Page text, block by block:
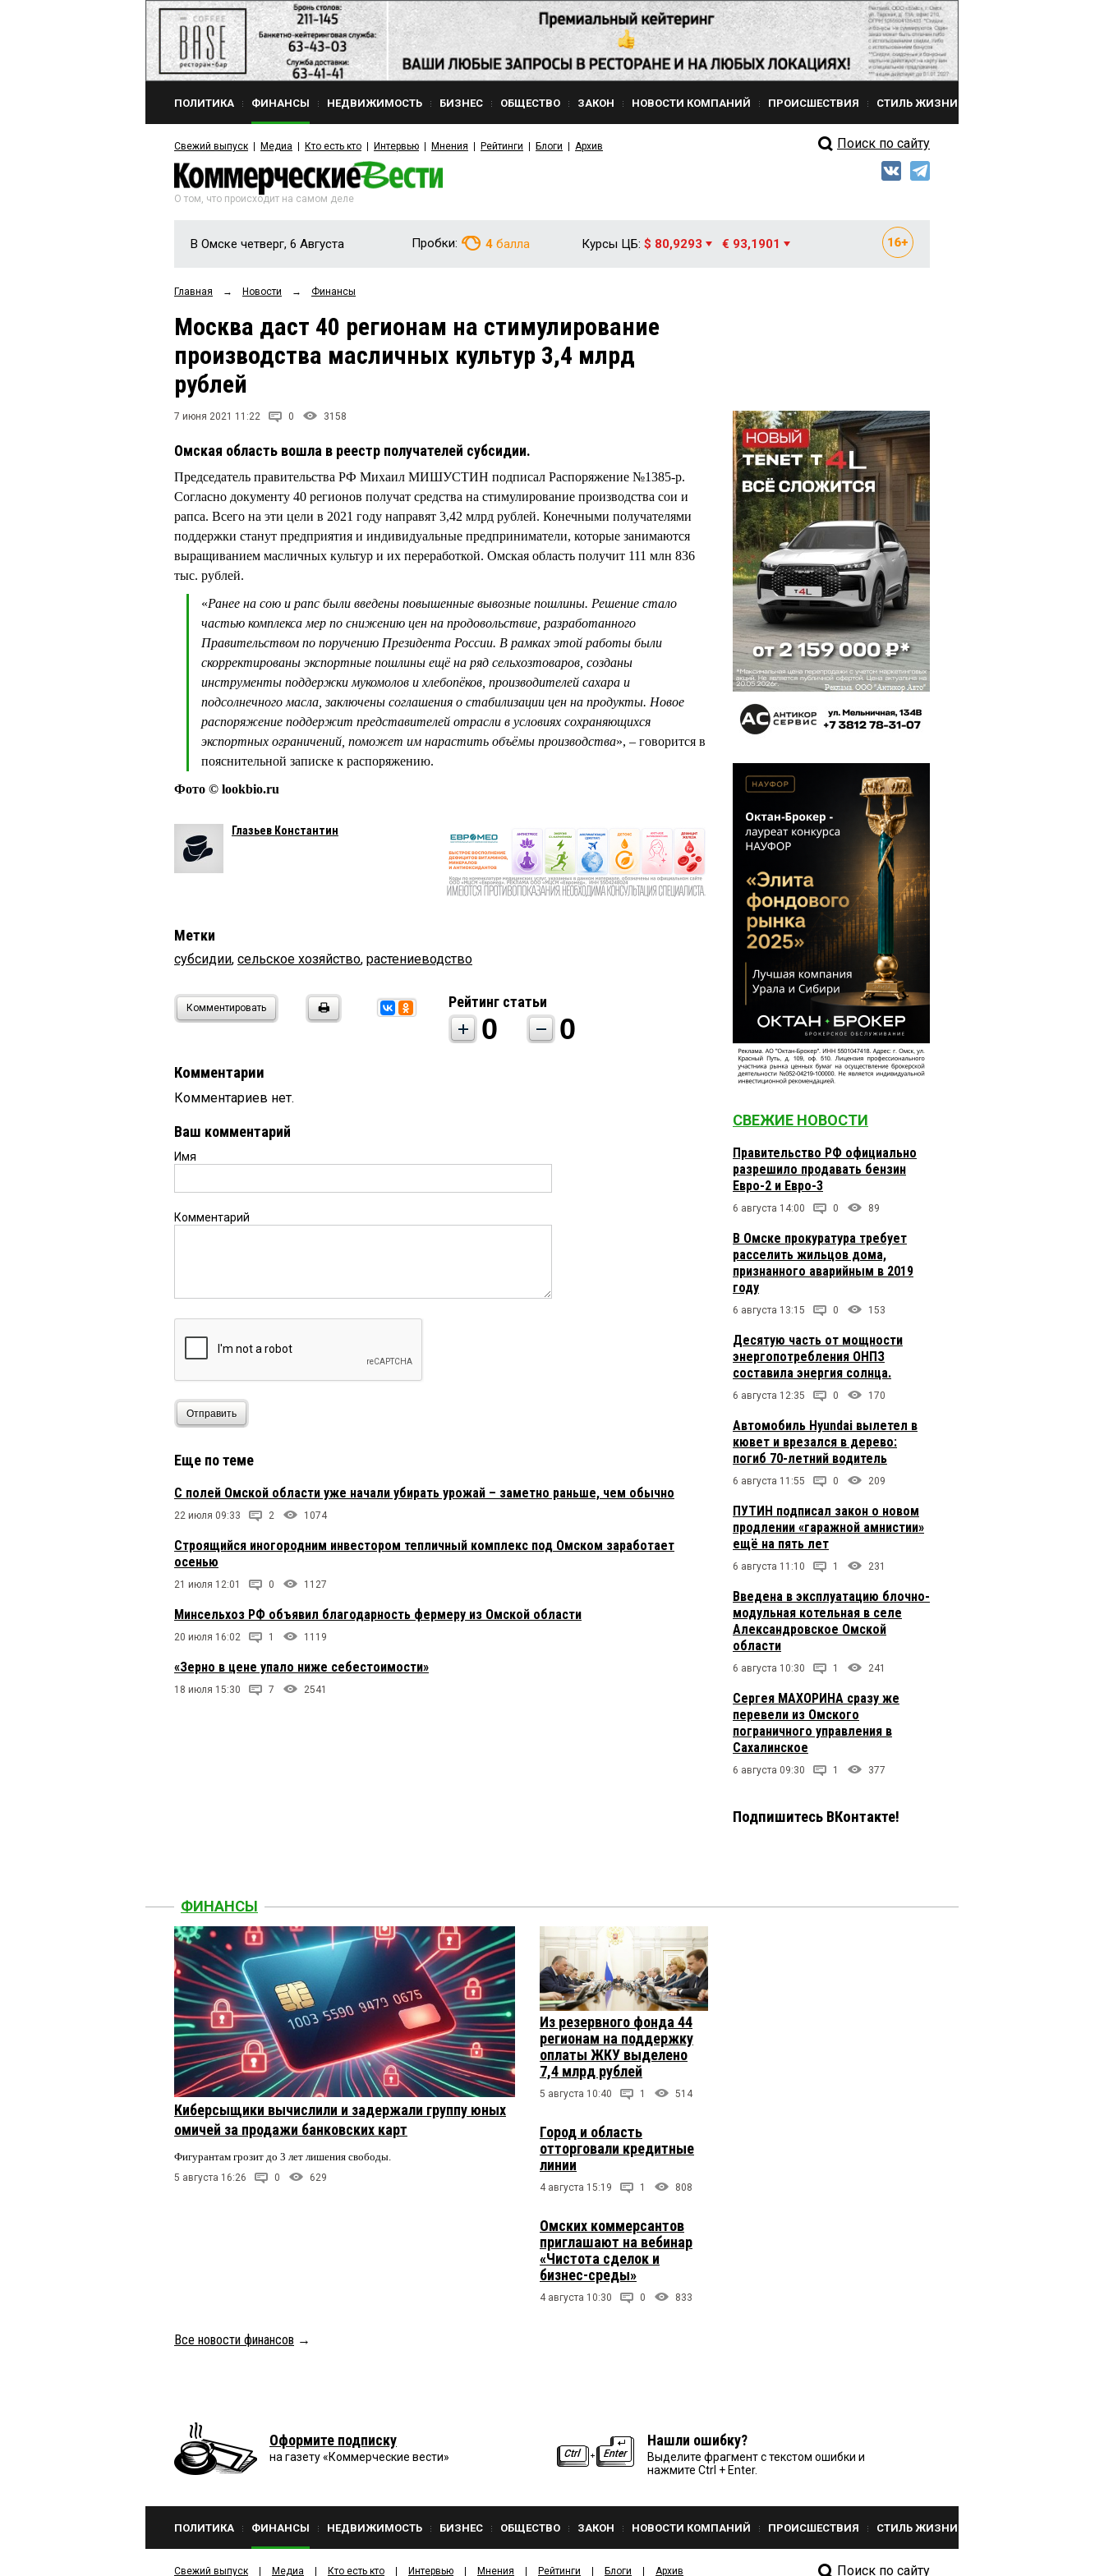
ПОЛИТИКА ФИНАНСЫ НЕДВИЖИМОСТЬ БИЗНЕС ОБЩЕСТВО ЗАКОН НОВОСТИ КОМПАНИЙ ПРОИСШЕСТВИЯ СТИЛЬ ЖИЗНИ
Свежий выпуск Медиа Кто есть кто Интервью Мнения Рейтинги Блоги Архив Поиск по сайту
О том, что происходит на самом деле
В Омске четверг, 6 Августа Пробки: 4 балла Курсы ЦБ: $ 80,9293 € 93,1901
Главная → Новости → Финансы
Москва даст 40 регионам на стимулирование
производства масличных культур 3,4 млрд
рублей
7 июня 2021 11:22 0 3158
Омская область вошла в реестр получателей субсидии.
Председатель правительства РФ Михаил МИШУСТИН подписал Распоряжение №1385-р.
Согласно документу 40 регионов получат средства на стимулирование производства сои и
рапса. Всего на эти цели в 2021 году направят 3,42 млрд рублей. Конечными получателями
поддержки станут предприятия и индивидуальные предприниматели, которые занимаются
выращиванием масличных культур и их переработкой. Омская область получит 111 млн 836
тыс. рублей.
«Ранее на сою и рапс были введены повышенные вывозные пошлины. Решение стало
частью комплекса мер по снижению цен на продовольствие, разработанного
Правительством по поручению Президента России. В рамках этой работы были
скорректированы экспортные пошлины ещё на ряд сельхозтоваров, созданы
инструменты поддержки мукомолов и хлебопёков, производителей сахара и
подсолнечного масла, заключены соглашения о стабилизации цен на продукты. Новое
распоряжение поддержит представителей отрасли в условиях сохраняющихся
экспортных ограничений, поможет им нарастить объёмы производства», – говорится в
пояснительной записке к распоряжению.
Фото © lookbio.ru
Глазьев Константин
Метки
субсидии, сельское хозяйство, растениеводство
Комментировать Рейтинг статьи
0 0
Комментарии
Комментариев нет.
Ваш комментарий
Имя
Комментарий
Отправить
Еще по теме
С полей Омской области уже начали убирать урожай – заметно раньше, чем обычно
22 июля 09:33 2 1074
Строящийся иногородним инвестором тепличный комплекс под Омском заработает
осенью
21 июля 12:01 0 1127
Минсельхоз РФ объявил благодарность фермеру из Омской области
20 июля 16:02 1 1119
«Зерно в цене упало ниже себестоимости»
18 июля 15:30 7 2541
СВЕЖИЕ НОВОСТИ
Правительство РФ официально
разрешило продавать бензин
Евро-2 и Евро-3
6 августа 14:00 0 89
В Омске прокуратура требует
расселить жильцов дома,
признанного аварийным в 2019
году
6 августа 13:15 0 153
Десятую часть от мощности
энергопотребления ОНПЗ
составила энергия солнца.
6 августа 12:35 0 170
Автомобиль Hyundai вылетел в
кювет и врезался в дерево:
погиб 70-летний водитель
6 августа 11:55 0 209
ПУТИН подписал закон о новом
продлении «гаражной амнистии»
ещё на пять лет
6 августа 11:10 1 231
Введена в эксплуатацию блочно-
модульная котельная в селе
Александровское Омской
области
6 августа 10:30 1 241
Сергея МАХОРИНА сразу же
перевели из Омского
пограничного управления в
Сахалинское
6 августа 09:30 1 377
Подпишитесь ВКонтакте!
ФИНАНСЫ
Киберсыщики вычислили и задержали группу юных
омичей за продажи банковских карт
Фигурантам грозит до 3 лет лишения свободы.
5 августа 16:26 0 629
Из резервного фонда 44
регионам на поддержку
оплаты ЖКУ выделено
7,4 млрд рублей
5 августа 10:40 1 514
Город и область
отторговали кредитные
линии
4 августа 15:19 1 808
Омских коммерсантов
приглашают на вебинар
«Чистота сделок и
бизнес-среды»
4 августа 10:30 0 833
Все новости финансов →
Оформите подписку
на газету «Коммерческие вести»
Нашли ошибку?
Выделите фрагмент с текстом ошибки и
нажмите Ctrl + Enter.
ПОЛИТИКА ФИНАНСЫ НЕДВИЖИМОСТЬ БИЗНЕС ОБЩЕСТВО ЗАКОН НОВОСТИ КОМПАНИЙ ПРОИСШЕСТВИЯ СТИЛЬ ЖИЗНИ
Свежий выпуск Медиа Кто есть кто Интервью Мнения Рейтинги Блоги Архив Поиск по сайту